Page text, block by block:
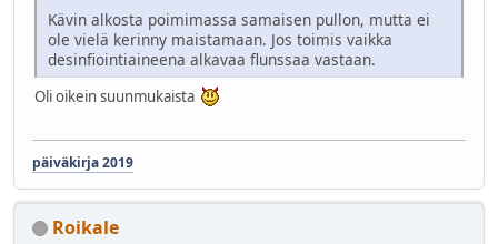
Kävin alkosta poimimassa samaisen pullon, mutta ei
ole vielä kerinny maistamaan. Jos toimis vaikka
desinfiointiaineena alkavaa flunssaa vastaan.
Oli oikein suunmukaista
päiväkirja 2019
Roikale